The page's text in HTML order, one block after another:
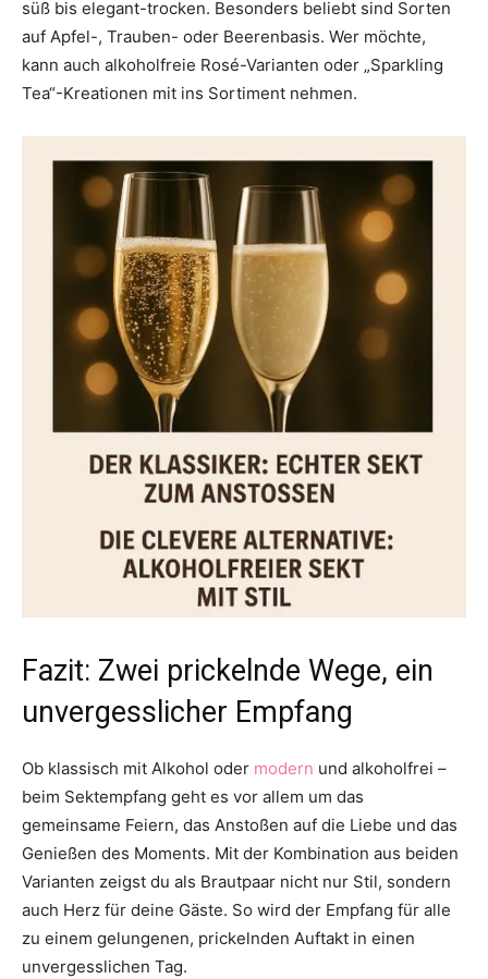
süß bis elegant-trocken. Besonders beliebt sind Sorten
auf Apfel-, Trauben- oder Beerenbasis. Wer möchte,
kann auch alkoholfreie Rosé-Varianten oder „Sparkling
Tea“-Kreationen mit ins Sortiment nehmen.
Fazit: Zwei prickelnde Wege, ein
unvergesslicher Empfang
Ob klassisch mit Alkohol oder modern und alkoholfrei –
beim Sektempfang geht es vor allem um das
gemeinsame Feiern, das Anstoßen auf die Liebe und das
Genießen des Moments. Mit der Kombination aus beiden
Varianten zeigst du als Brautpaar nicht nur Stil, sondern
auch Herz für deine Gäste. So wird der Empfang für alle
zu einem gelungenen, prickelnden Auftakt in einen
unvergesslichen Tag.